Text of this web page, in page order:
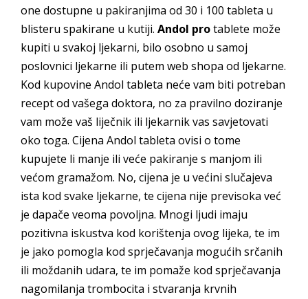
one dostupne u pakiranjima od 30 i 100 tableta u
blisteru spakirane u kutiji. Andol protablete može
kupiti u svakoj ljekarni, bilo osobno u samoj
poslovnici ljekarne ili putem web shopa od ljekarne.
Kod kupovine Andol tableta neće vam biti potreban
recept od vašega doktora, no za pravilno doziranje
vam može vaš liječnik ili ljekarnik vas savjetovati
oko toga. Cijena Andol tableta ovisi o tome
kupujete li manje ili veće pakiranje s manjom ili
većom gramažom. No, cijena je u većini slučajeva
ista kod svake ljekarne, te cijena nije previsoka već
je dapače veoma povoljna. Mnogi ljudi imaju
pozitivna iskustva kod korištenja ovog lijeka, te im
je jako pomogla kod sprječavanja mogućih srčanih
ili moždanih udara, te im pomaže kod sprječavanja
nagomilanja trombocita i stvaranja krvnih